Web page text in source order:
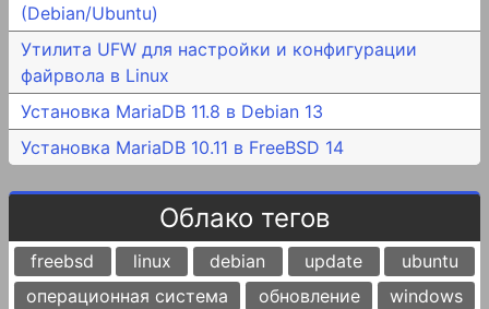
(Debian/Ubuntu)
Утилита UFW для настройки и конфигурации
файрвола в Linux
Установка MariaDB 11.8 в Debian 13
Установка MariaDB 10.11 в FreeBSD 14
Облако тегов
freebsd linux debian update
ubuntu
операционная система
обновление
windows